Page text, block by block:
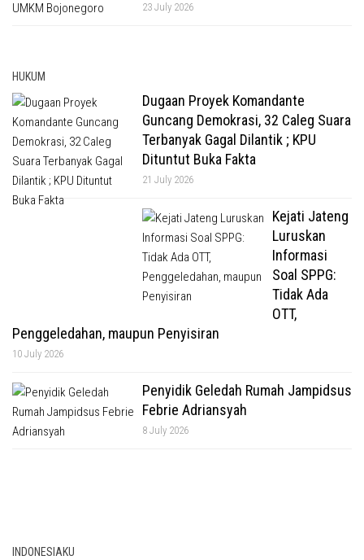
23 July 2026
HUKUM
Dugaan Proyek Komandante
Guncang Demokrasi, 32 Caleg Suara
Terbanyak Gagal Dilantik ; KPU
Dituntut Buka Fakta
21 July 2026
Kejati Jateng
Luruskan
Informasi
Soal SPPG:
Tidak Ada
OTT,
Penggeledahan, maupun Penyisiran
10 July 2026
Penyidik Geledah Rumah Jampidsus
Febrie Adriansyah
8 July 2026
INDONESIAKU